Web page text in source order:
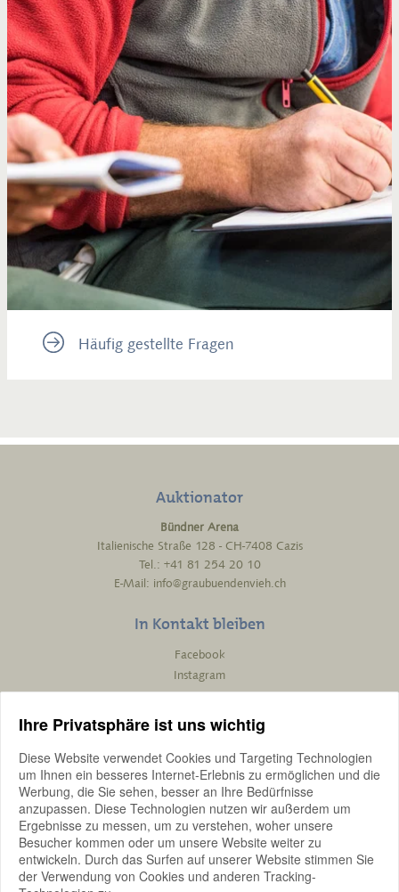
Häufig gestellte Fragen
Auktionator
Bündner Arena
Italienische Straße 128 - CH-7408 Cazis
Tel.: +41 81 254 20 10
E-Mail: info@graubuendenvieh.ch
In Kontakt bleiben
Facebook
Instagram
Technischer Support
pro-bit werbeagentur e.K.
volker bialluch
elmendorfer damm 11, 26160 bad zwischenahn
büro oldenburg
im technologiepark 4, 26129 oldenburg
Ihre Privatsphäre ist uns wichtig
Diese Website verwendet Cookies und Targeting Technologien
um Ihnen ein besseres Internet-Erlebnis zu ermöglichen und die
Werbung, die Sie sehen, besser an Ihre Bedürfnisse
anzupassen. Diese Technologien nutzen wir außerdem um
Ergebnisse zu messen, um zu verstehen, woher unsere
Besucher kommen oder um unsere Website weiter zu
entwickeln. Durch das Surfen auf unserer Website stimmen Sie
der Verwendung von Cookies und anderen Tracking-